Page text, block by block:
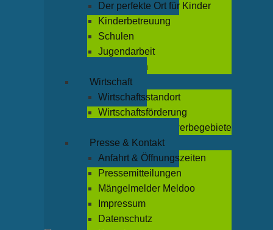
Der perfekte Ort für Kinder
Kinderbetreuung
Schulen
Jugendarbeit
Büchereien
Wirtschaft
Wirtschaftsstandort
Wirtschaftsförderung
Industrie- und Gewerbegebiete
Presse & Kontakt
Anfahrt & Öffnungszeiten
Pressemitteilungen
Mängelmelder Meldoo
Impressum
Datenschutz